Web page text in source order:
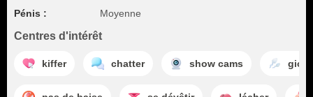
Pénis : Moyenne
Centres d'intérêt
kiffer chatter show cams